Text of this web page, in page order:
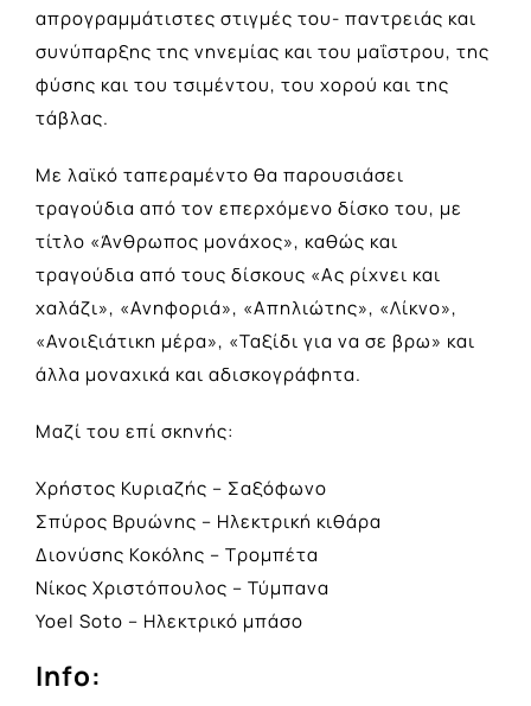
απρογραμμάτιστες στιγμές του- παντρειάς και
συνύπαρξης της νηνεμίας και του μαΐστρου, της
φύσης και του τσιμέντου, του χορού και της
τάβλας.
Με λαϊκό ταπεραμέντο θα παρουσιάσει
τραγούδια από τον επερχόμενο δίσκο του, με
τίτλο «Άνθρωπος μονάχος», καθώς και
τραγούδια από τους δίσκους «Ας ρίχνει και
χαλάζι», «Ανηφοριά», «Aπηλιώτης», «Λίκνο»,
«Ανοιξιάτικη μέρα», «Ταξίδι για να σε βρω» και
άλλα μοναχικά και αδισκογράφητα.
Μαζί του επί σκηνής:
Χρήστος Κυριαζής – Σαξόφωνο
Σπύρος Βρυώνης – Ηλεκτρική κιθάρα
Διονύσης Κοκόλης – Τρομπέτα
Νίκος Χριστόπουλος – Τύμπανα
Yoel Soto – Ηλεκτρικό μπάσο
Info: